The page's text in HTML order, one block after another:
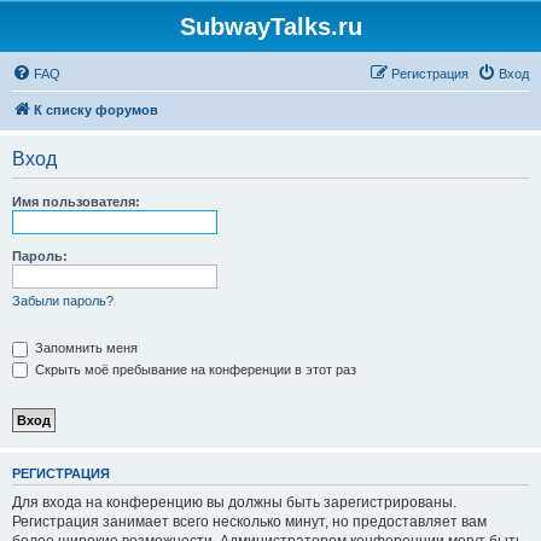
SubwayTalks.ru
FAQ Вход
Регистрация
К списку форумов
Вход
Имя пользователя:
Пароль:
Забыли пароль?
Запомнить меня
Скрыть моё пребывание на конференции в этот раз
РЕГИСТРАЦИЯ
Для входа на конференцию вы должны быть зарегистрированы.
Регистрация занимает всего несколько минут, но предоставляет вам